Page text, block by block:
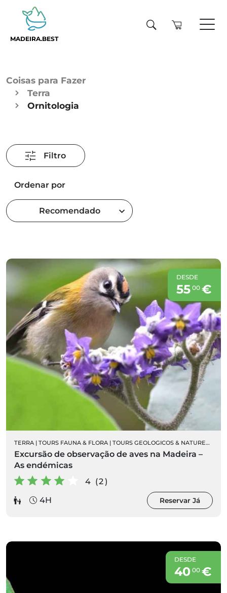
MADEIRA.BEST
Coisas para Fazer
Terra
Ornitologia
Filtro
Ordenar por
Recomendado
DESDE
55 00€
TERRA | TOURS FAUNA & FLORA | TOURS GEOLOGICOS & NATUREZA
Excursão de observação de aves na Madeira –
As endémicas
4 (2)
4H
Reservar Já
DESDE
40 00€